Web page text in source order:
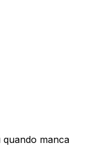
quando manca